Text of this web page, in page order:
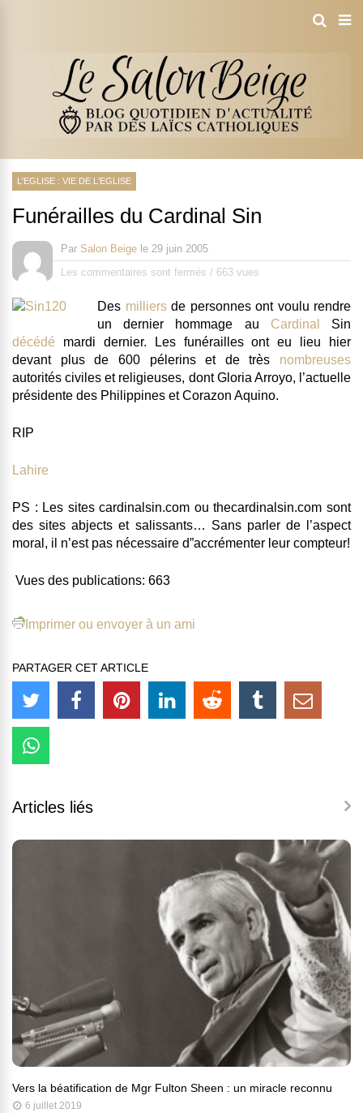
L'EGLISE : VIE DE L'EGLISE
Funérailles du Cardinal Sin
Par Salon Beige le 29 juin 2005
Les commentaires sont fermés / 663 vues
Des milliersde personnes ont voulu rendre
un dernier hommage au Cardinal
Sin
décédé mardi dernier. Les funérailles ont eu lieu hier
devant plus de 600 pélerins et de très nombreuses
autorités civiles et religieuses, dont Gloria Arroyo, l’actuelle
présidente des Philippines et Corazon Aquino.
RIP
Lahire
PS : Les sites cardinalsin.com ou thecardinalsin.com sont
des sites abjects et salissants… Sans parler de l’aspect
moral, il n’est pas nécessaire d”accrémenter leur compteur!
Vues des publications: 663
Imprimer ou envoyer à un ami
PARTAGER CET ARTICLE
Articles liés
Vers la béatification de Mgr Fulton Sheen : un miracle reconnu
6 juillet 2019